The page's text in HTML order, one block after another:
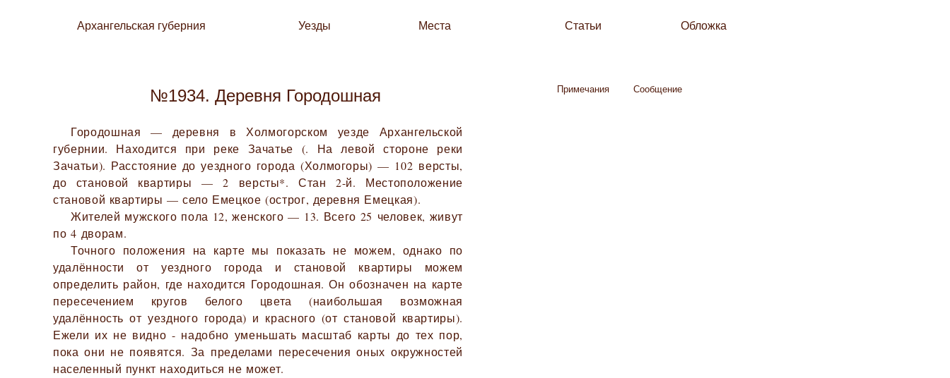
Архангельская губерния Уезды Места Статьи Обложка
№1934. Деревня Городошная
Городошная — деревня в Холмогорском уезде Архангельской
губернии. Находится при реке Зачатье (. На левой стороне реки
Зачатьи). Расстояние до уездного города (Холмогоры) — 102 версты,
до становой квартиры — 2 версты*. Стан 2-й. Местоположение
становой квартиры — село Емецкое (острог, деревня Емецкая).
Жителей мужского пола 12, женского — 13. Всего 25 человек, живут
по 4 дворам.
Точного положения на карте мы показать не можем, однако по
удалённости от уездного города и становой квартиры можем
определить район, где находится Городошная. Он обозначен на карте
пересечением кругов белого цвета (наибольшая возможная
удалённость от уездного города) и красного (от становой квартиры).
Ежели их не видно - надобно уменьшать масштаб карты до тех пор,
пока они не появятся. За пределами пересечения оных окружностей
населенный пункт находиться не может.
Примечания Сообщение